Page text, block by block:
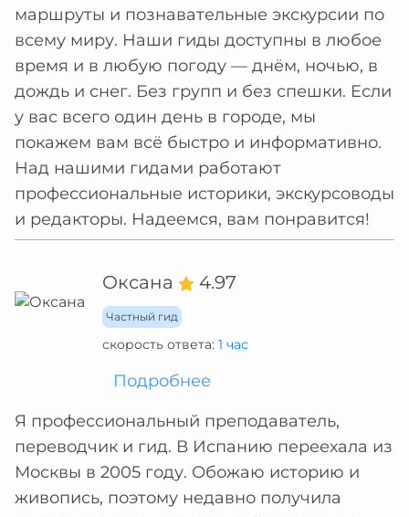
маршруты и познавательные экскурсии по
всему миру. Наши гиды доступны в любое
время и в любую погоду — днём, ночью, в
дождь и снег. Без групп и без спешки. Eсли
у вас всего один день в городе, мы
покажем вам всё быстро и информативно.
Над нашими гидами работают
профессиональные историки, экскурсоводы
и редакторы. Надеемся, вам понравится!
Оксана 4.97
Частный гид
скорость ответа: 1 час
Подробнее
Я профессиональный преподаватель,
переводчик и гид. В Испанию переехала из
Москвы в 2005 году. Обожаю историю и
живопись, поэтому недавно получила